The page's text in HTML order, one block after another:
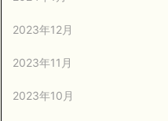
2023年12月
2023年11月
2023年10月